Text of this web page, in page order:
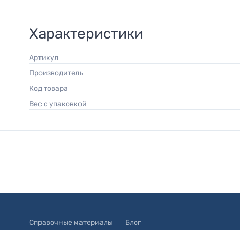
Характеристики
Артикул
Производитель
Код товара
Вес с упаковкой
Справочные материалы Блог